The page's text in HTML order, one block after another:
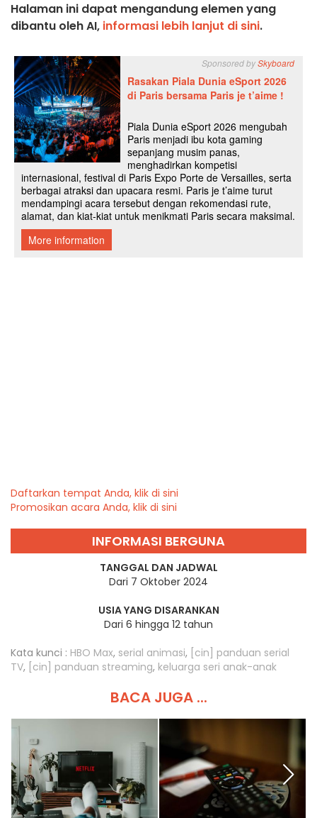
Halaman ini dapat mengandung elemen yang
dibantu oleh AI, informasi lebih lanjut di sini.
Daftarkan tempat Anda, klik di sini
Promosikan acara Anda, klik di sini
INFORMASI BERGUNA
TANGGAL DAN JADWAL
Dari 7 Oktober 2024
USIA YANG DISARANKAN
Dari 6 hingga 12 tahun
Kata kunci : HBO Max, serial animasi, [cin] panduan serial
TV, [cin] panduan streaming, keluarga seri anak-anak
BACA JUGA ...